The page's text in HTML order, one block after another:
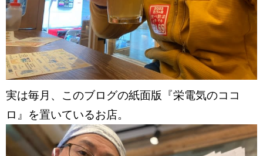
実は毎月、このブログの紙面版『栄電気のココ
ロ』を置いているお店。